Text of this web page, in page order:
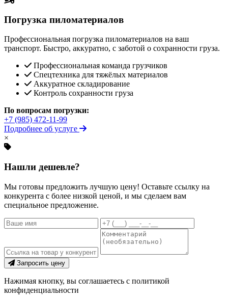
Погрузка пиломатериалов
Профессиональная погрузка пиломатериалов на ваш
транспорт. Быстро, аккуратно, с заботой о сохранности груза.
Профессиональная команда грузчиков
Спецтехника для тяжёлых материалов
Аккуратное складирование
Контроль сохранности груза
По вопросам погрузки:
+7 (985) 472-11-99
Подробнее об услуге
×
Нашли дешевле?
Мы готовы предложить лучшую цену! Оставьте ссылку на
конкурента с более низкой ценой, и мы сделаем вам
специальное предложение.
Запросить цену
Нажимая кнопку, вы соглашаетесь с политикой
конфиденциальности